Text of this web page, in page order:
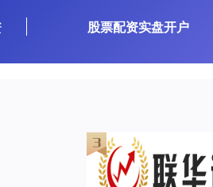
股票配资实盘开户